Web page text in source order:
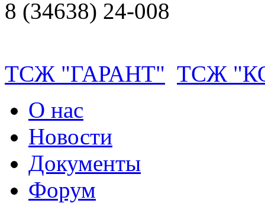
8 (34638) 24-008
ТСЖ "ГАРАНТ" ТСЖ
О нас
Новости
Документы
Форум